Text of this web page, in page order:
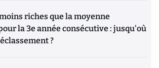
riches que la moyenne
la 3e année consécutive : jusqu'où
?